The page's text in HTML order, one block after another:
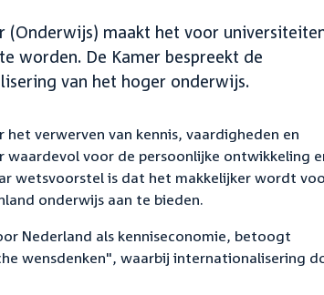
(Onderwijs) maakt het voor
worden. De Kamer bespreekt de
van het hoger onderwijs.
verwerven van kennis, vaardigheden en
waardevol voor de persoonlijke ontwikkeling
wetsvoorstel is dat het makkelijker wordt
onderwijs aan te bieden.
Nederland als kenniseconomie, betoogt
wensdenken", waarbij internationalisering